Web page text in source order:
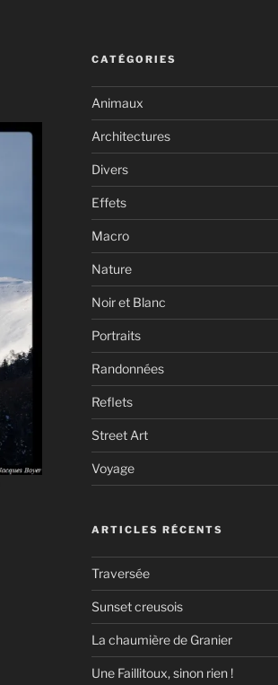
CATÉGORIES
Animaux
Architectures
Divers
Effets
Macro
Nature
Noir et Blanc
Portraits
Randonnées
Reflets
Street Art
Voyage
ARTICLES RÉCENTS
Traversée
Sunset creusois
La chaumière de Granier
Une Faillitoux, sinon rien !